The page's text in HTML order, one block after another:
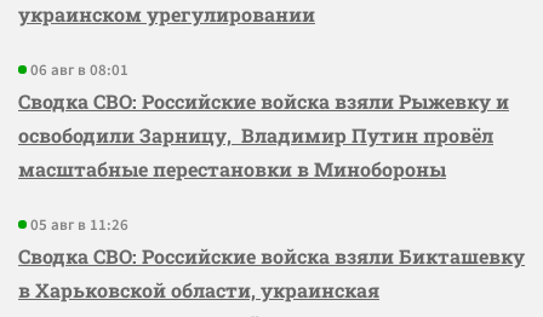
украинском урегулировании
06 авг в 08:01
Сводка СВО: Российские войска взяли Рыжевку и
освободили Зарницу, Владимир Путин провёл
масштабные перестановки в Минобороны
05 авг в 11:26
Сводка СВО: Российские войска взяли Бикташевку
в Харьковской области, украинская